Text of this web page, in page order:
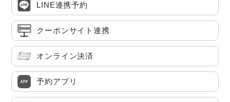
LINE連携予約
クーポンサイト連携
オンライン決済
予約アプリ